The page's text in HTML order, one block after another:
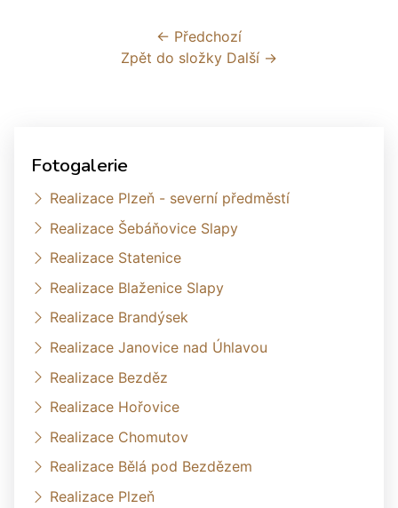
← Předchozí
Zpět do složky Další →
Fotogalerie
Realizace Plzeň - severní předměstí
Realizace Šebáňovice Slapy
Realizace Statenice
Realizace Blaženice Slapy
Realizace Brandýsek
Realizace Janovice nad Úhlavou
Realizace Bezděz
Realizace Hořovice
Realizace Chomutov
Realizace Bělá pod Bezdězem
Realizace Plzeň